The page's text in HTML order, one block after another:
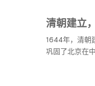
清朝建立
1644年，清朝
巩固了北京在